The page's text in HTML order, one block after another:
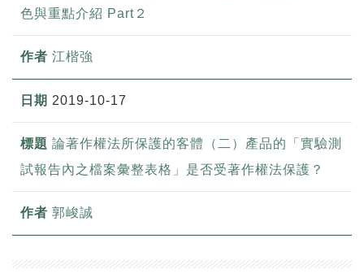
色與重點介紹 Part２
江楷強
2019-10-17
論著作權法所保護的客體（二）產品的「實驗測
試報告內之檔案彙整表格」是否受著作權法保護？
郭峻誠